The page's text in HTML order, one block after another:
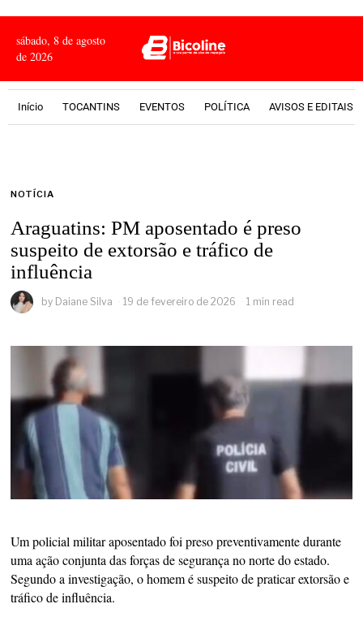
sábado, 8 de agosto
de 2026
Início TOCANTINS EVENTOS POLÍTICA AVISOS E EDITAIS
NOTÍCIA
Araguatins: PM aposentado é preso
suspeito de extorsão e tráfico de
influência
by Daiane Silva 19 de fevereiro de 2026 1 min read
Um policial militar aposentado foi preso preventivamente durante
uma ação conjunta das forças de segurança no norte do estado.
Segundo a investigação, o homem é suspeito de praticar extorsão e
tráfico de influência.